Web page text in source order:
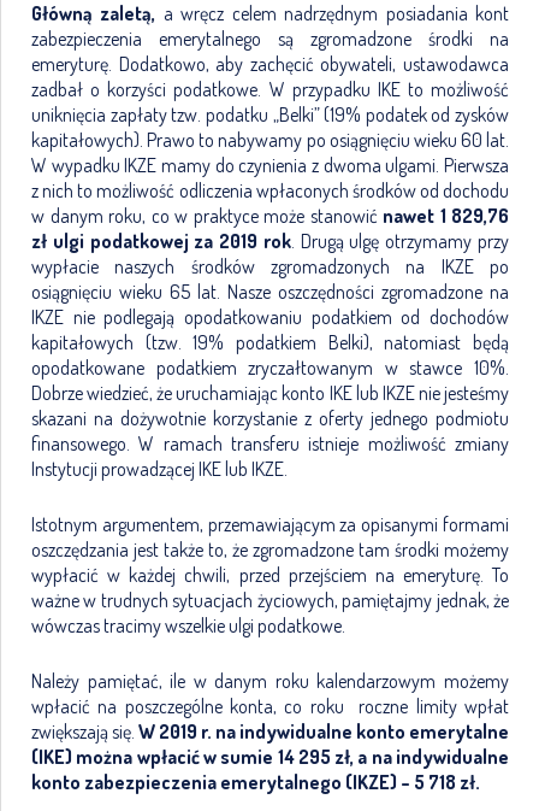
Główną zaletą, a wręcz celem nadrzędnym posiadania kont
zabezpieczenia emerytalnego są zgromadzone środki na
emeryturę. Dodatkowo, aby zachęcić obywateli, ustawodawca
zadbał o korzyści podatkowe. W przypadku IKE to możliwość
uniknięcia zapłaty tzw. podatku „Belki” (19% podatek od zysków
kapitałowych). Prawo to nabywamy po osiągnięciu wieku 60 lat.
W wypadku IKZE mamy do czynienia z dwoma ulgami. Pierwsza
z nich to możliwość odliczenia wpłaconych środków od dochodu
w danym roku, co w praktyce może stanowić nawet 1 829,76
zł ulgi podatkowej za 2019 rok. Drugą ulgę otrzymamy przy
wypłacie naszych środków zgromadzonych na IKZE po
osiągnięciu wieku 65 lat. Nasze oszczędności zgromadzone na
IKZE nie podlegają opodatkowaniu podatkiem od dochodów
kapitałowych (tzw. 19% podatkiem Belki), natomiast będą
opodatkowane podatkiem zryczałtowanym w stawce 10%.
Dobrze wiedzieć, że uruchamiając konto IKE lub IKZE nie jesteśmy
skazani na dożywotnie korzystanie z oferty jednego podmiotu
finansowego. W ramach transferu istnieje możliwość zmiany
Instytucji prowadzącej IKE lub IKZE.
Istotnym argumentem, przemawiającym za opisanymi formami
oszczędzania jest także to, że zgromadzone tam środki możemy
wypłacić w każdej chwili, przed przejściem na emeryturę. To
ważne w trudnych sytuacjach życiowych, pamiętajmy jednak, że
wówczas tracimy wszelkie ulgi podatkowe.
Należy pamiętać, ile w danym roku kalendarzowym możemy
wpłacić na poszczególne konta, co roku roczne limity wpłat
zwiększają się. W 2019 r. na indywidualne konto emerytalne
(IKE) można wpłacić w sumie 14 295 zł, a na indywidualne
konto zabezpieczenia emerytalnego (IKZE) – 5 718 zł.